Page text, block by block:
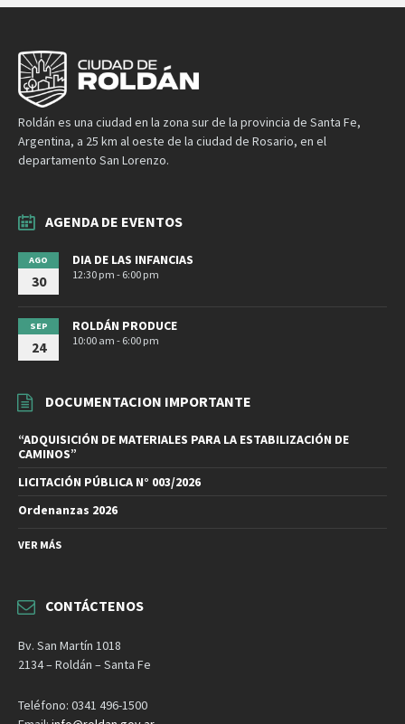
Roldán es una ciudad en la zona sur de la provincia de Santa Fe,
Argentina, a 25 km al oeste de la ciudad de Rosario, en el
departamento San Lorenzo.
AGENDA DE EVENTOS
AGO
30
DIA DE LAS INFANCIAS
12:30 pm - 6:00 pm
SEP
24
ROLDÁN PRODUCE
10:00 am - 6:00 pm
DOCUMENTACION IMPORTANTE
“ADQUISICIÓN DE MATERIALES PARA LA ESTABILIZACIÓN DE
CAMINOS”
LICITACIÓN PÚBLICA N° 003/2026
Ordenanzas 2026
VER MÁS
CONTÁCTENOS
Bv. San Martín 1018
2134 – Roldán – Santa Fe
Teléfono: 0341 496-1500